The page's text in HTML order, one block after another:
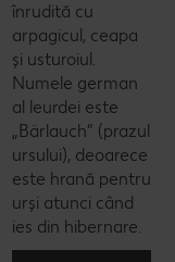
înrudită cu
arpagicul, ceapa
și usturoiul.
Numele german
al leurdei este
„Bärlauch” (prazul
ursului), deoarece
este hrană pentru
urși atunci când
ies din hibernare.